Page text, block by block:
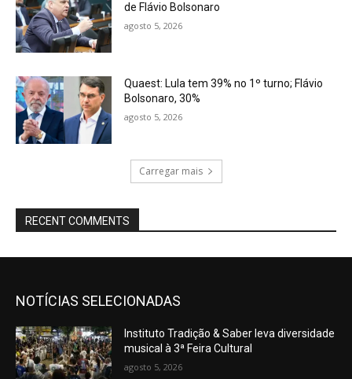
de Flávio Bolsonaro
agosto 5, 2026
Quaest: Lula tem 39% no 1º turno; Flávio
Bolsonaro, 30%
agosto 5, 2026
Carregar mais
RECENT COMMENTS
NOTÍCIAS SELECIONADAS
Instituto Tradição & Saber leva diversidade
musical à 3ª Feira Cultural
agosto 5, 2026